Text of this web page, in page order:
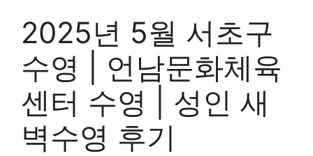
2025년 5월 서초구
수영 | 언남문화체육
센터 수영 | 성인 새
벽수영 후기